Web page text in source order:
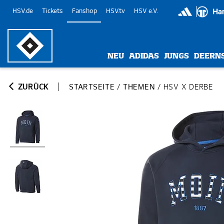
HSV.de Tickets Fanshop HSV.tv HSV e.V.
NEU ADIDAS JUNGS
ZURÜCK STARTSEITE / THEMEN / HSV X DERBE